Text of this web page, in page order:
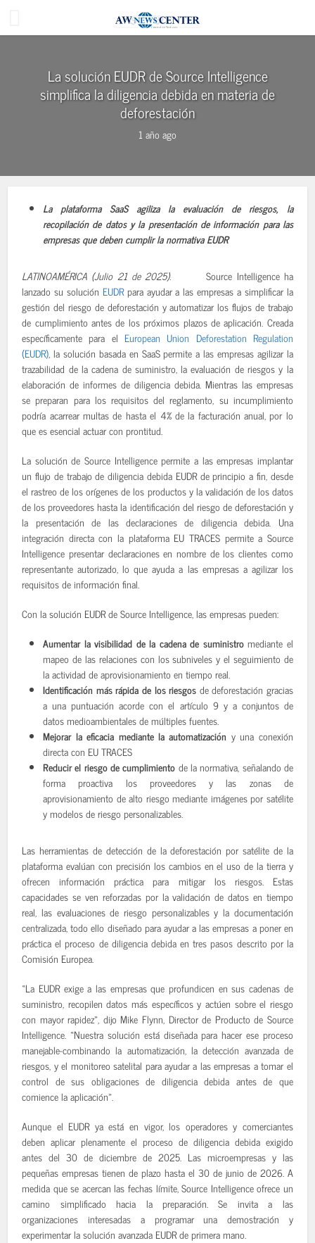
La solución EUDR de Source Intelligence
simplifica la diligencia debida en materia de
deforestación
1 año ago
La plataforma SaaS agiliza la evaluación de riesgos, la
recopilación de datos y la presentación de información para las
empresas que deben cumplir la normativa EUDR
LATINOAMÉRICA (Julio 21 de 2025).Source Intelligence ha
lanzado su solución EUDRpara ayudar a las empresas a simplificar la
gestión del riesgo de deforestación y automatizar los flujos de trabajo
de cumplimiento antes de los próximos plazos de aplicación. Creada
específicamente para el European Union Deforestation Regulation
(EUDR), la solución basada en SaaS permite a las empresas agilizar la
trazabilidad de la cadena de suministro, la evaluación de riesgos y la
elaboración de informes de diligencia debida. Mientras las empresas
se preparan para los requisitos del reglamento, su incumplimiento
podría acarrear multas de hasta el 4% de la facturación anual, por lo
que es esencial actuar con prontitud.
La solución de Source Intelligence permite a las empresas implantar
un flujo de trabajo de diligencia debida EUDR de principio a fin, desde
el rastreo de los orígenes de los productos y la validación de los datos
de los proveedores hasta la identificación del riesgo de deforestación y
la presentación de las declaraciones de diligencia debida. Una
integración directa con la plataforma EU TRACES permite a Source
Intelligence presentar declaraciones en nombre de los clientes como
representante autorizado, lo que ayuda a las empresas a agilizar los
requisitos de información final.
Con la solución EUDR de Source Intelligence, las empresas pueden:
Aumentar la visibilidad de la cadena de suministromediante el
mapeo de las relaciones con los subniveles y el seguimiento de
la actividad de aprovisionamiento en tiempo real.
Identificación más rápida de los riesgos de deforestación gracias
a una puntuación acorde con el artículo 9 y a conjuntos de
datos medioambientales de múltiples fuentes.
Mejorar la eficacia mediante la automatización y una conexión
directa con EU TRACES
Reducir el riesgo de cumplimiento de la normativa, señalando de
forma proactiva los proveedores y las zonas de
aprovisionamiento de alto riesgo mediante imágenes por satélite
y modelos de riesgo personalizables.
Las herramientas de detección de la deforestación por satélite de la
plataforma evalúan con precisión los cambios en el uso de la tierra y
ofrecen información práctica para mitigar los riesgos. Estas
capacidades se ven reforzadas por la validación de datos en tiempo
real, las evaluaciones de riesgo personalizables y la documentación
centralizada, todo ello diseñado para ayudar a las empresas a poner en
práctica el proceso de diligencia debida en tres pasos descrito por la
Comisión Europea.
«La EUDR exige a las empresas que profundicen en sus cadenas de
suministro, recopilen datos más específicos y actúen sobre el riesgo
con mayor rapidez», dijo Mike Flynn, Director de Producto de Source
Intelligence. «Nuestra solución está diseñada para hacer ese proceso
manejable-combinando la automatización, la detección avanzada de
riesgos, y el monitoreo satelital para ayudar a las empresas a tomar el
control de sus obligaciones de diligencia debida antes de que
comience la aplicación».
Aunque el EUDR ya está en vigor, los operadores y comerciantes
deben aplicar plenamente el proceso de diligencia debida exigido
antes del 30 de diciembre de 2025. Las microempresas y las
pequeñas empresas tienen de plazo hasta el 30 de junio de 2026. A
medida que se acercan las fechas límite, Source Intelligence ofrece un
camino simplificado hacia la preparación. Se invita a las
organizaciones interesadas a programar una demostración y
experimentar la solución avanzada EUDR de primera mano.